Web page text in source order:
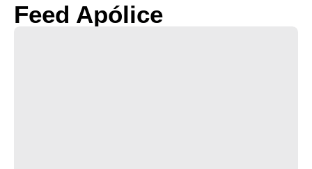
Feed Apólice